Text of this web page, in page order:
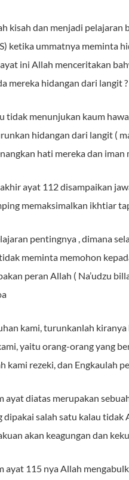
kisah dan menjadi
ketika ummatnya meminta
ini Allah menceritakan
mereka hidangan dari langit ?
tidak menunjukan kaum
hidangan dari langit (
hati mereka dan
ayat 112 disampaikan
memaksimalkan ikhtiar
pentingnya , dimana
meminta memohon
peran Allah ( Na’udzu
kami, turunkanlah
yaitu orang-orang yang
kami rezeki, dan Engkaulah
ayat diatas merupakan
dipakai salah satu kalau tidak
akan keagungan dan
ayat 115 nya Allah